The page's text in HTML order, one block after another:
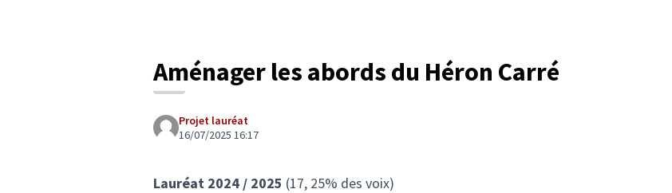
Aménager les abords du Héron Carré
Projet lauréat
16/07/2025 16:17
Lauréat 2024 / 2025 (17, 25% des voix)